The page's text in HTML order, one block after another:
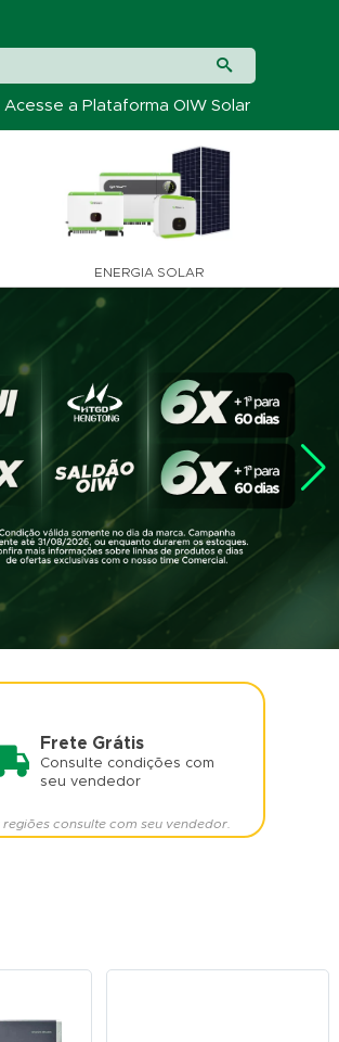
Acesse a Plataforma OIW Solar
ENERGIA SOLAR
Frete Grátis
Consulte condições com
seu vendedor
consulte com seu vendedor.